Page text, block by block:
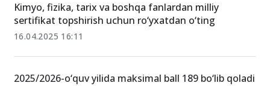
Kimyo, fizika, tarix va boshqa fanlardan milliy
sertifikat topshirish uchun ro‘yxatdan o‘ting
16.04.2025 16:11
2025/2026-o‘quv yilida maksimal ball 189 bo‘lib qoladi